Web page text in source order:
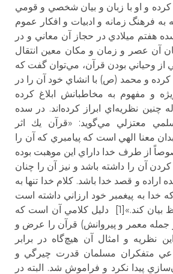
كرده و او با زبان و بيان شخصي و قومي
به فرهنگ زمانه و ادبيات و افكار عموم
هفتم ميلادي در حجاز آن معاني و در
آن عصر و زمان و مكان معين انتقال
از وحياني بودن قرآن، مي‌توان گفت كه
كرده و محمد (ص) با انشاي خود آن را در
و مفهوم به مخاطبانش ابلاغ كرده
چنين نظريه‌اي ابراز كرده‌اند. در سده
معتزلي مي‌گويد: «قرآن يك اثر
معنا الهي است كه پيامبري كه آن را
از طرف خدا داراي اين موهبت بوده
آن را داشته باشد و نيز آن را چنان
اراده و قصد خدا باشد. كلام خدا تنها به
خدا به پيغمبر خود ارزاني داشته است
تا اراده خدا را با الفاظ بيان كند.»[1] دليل كلامي آن است كه
جمله معمر و پيروانش) قرآن را عرض و
مي‌دانند.[2] اين نظريه و امثال آن هيچ‌گاه در برابر
متفكران مسلمان قدرت چيرگي و
پيدا نكرد و فراموش شد. البته در